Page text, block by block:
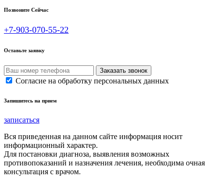
Позвоните Сейчас
+7-903-070-55-22
Оставьте заявку
Согласие на обработку персональных данных
Запишитесь на прием
записаться
Вся приведенная на данном сайте информация носит
информационный характер.
Для постановки диагноза, выявления возможных
противопоказаний и назначения лечения, необходима очная
консультация с врачом.